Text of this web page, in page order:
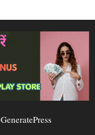
GeneratePress